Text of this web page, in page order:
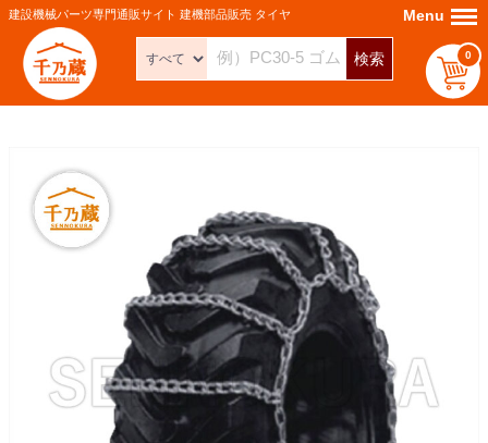
建設機械パーツ専門通販サイト 建機部品販売 タイヤ
検索 0
Menu Menu